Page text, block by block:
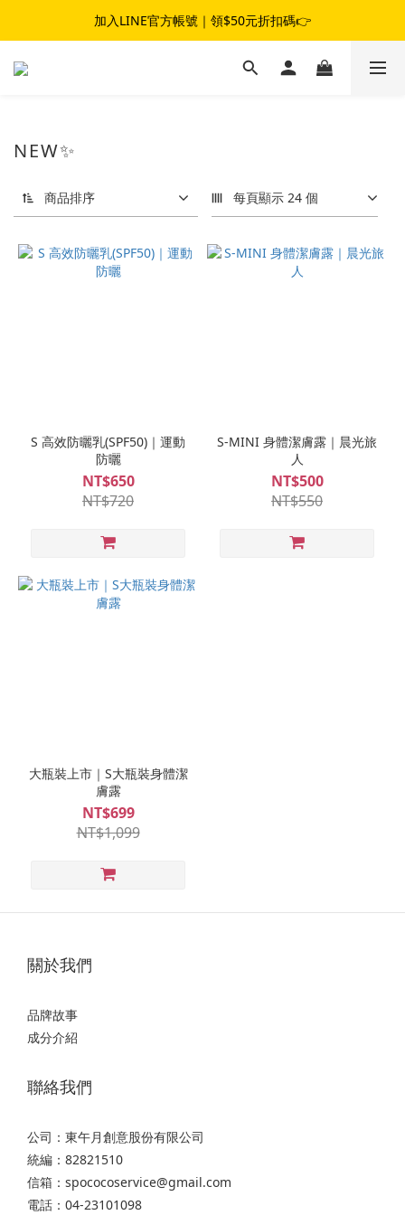
夏日女子冒險☀️｜滿$1,800 現折 $100｜滿$3,800 現折 $300
加入LINE官方帳號｜領$50元折扣碼👉
夏日女子冒險☀️｜滿$1,800 現折 $100｜滿$3,800 現折 $300
NEW✨
商品排序 每頁顯示 24 個
S 高效防曬乳(SPF50)｜運動
防曬
NT$650
NT$720
S-MINI 身體潔膚露｜晨光旅
人
NT$500
NT$550
大瓶裝上市｜S大瓶裝身體潔
膚露
NT$699
NT$1,099
關於我們
品牌故事
成分介紹
聯絡我們
公司：東午月創意股份有限公司
統編：82821510
信箱：spococoservice@gmail.com
電話：04-23101098